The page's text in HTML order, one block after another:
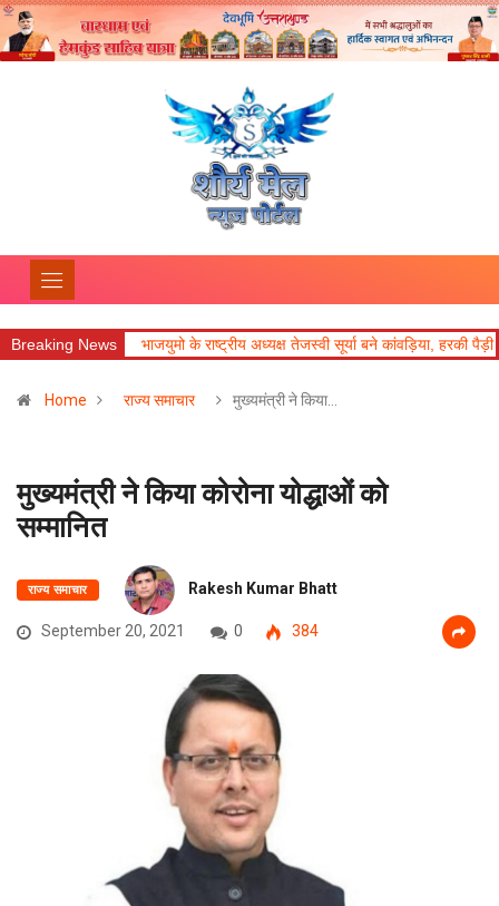
Breaking News
भाजयुमो के राष्ट्रीय अध्यक्ष तेजस्वी सूर्या बने कांवड़िया, हरकी पैड़ी से ऋषिकेश तक
Home राज्य समाचार मुख्यमंत्री ने किया…
मुख्यमंत्री ने किया कोरोना योद्धाओं को
सम्मानित
राज्य समाचार Rakesh Kumar Bhatt
September 20, 2021 0 384